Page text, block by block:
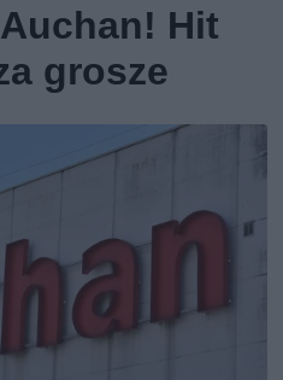
Hit
grosze